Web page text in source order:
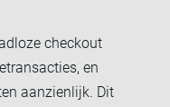
checkout
en
aanzienlijk. Dit